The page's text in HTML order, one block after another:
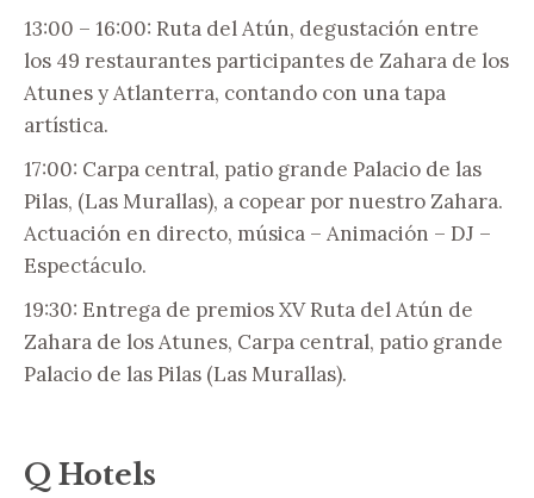
13:00 – 16:00: Ruta del Atún, degustación entre
los 49 restaurantes participantes de Zahara de los
Atunes y Atlanterra, contando con una tapa
artística.
17:00: Carpa central, patio grande Palacio de las
Pilas, (Las Murallas), a copear por nuestro Zahara.
Actuación en directo, música – Animación – DJ –
Espectáculo.
19:30: Entrega de premios XV Ruta del Atún de
Zahara de los Atunes, Carpa central, patio grande
Palacio de las Pilas (Las Murallas).
Q Hotels